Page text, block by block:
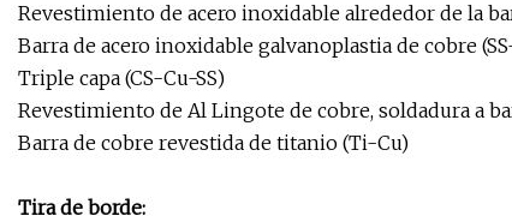
Revestimiento de acero inoxidable alrededor de la
Barra de acero inoxidable galvanoplastia de cobre
Triple capa (CS-Cu-SS)
Revestimiento de Al Lingote de cobre, soldadura a
Barra de cobre revestida de titanio (Ti-Cu)
Tira de borde: